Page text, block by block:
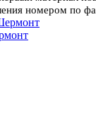
номером по